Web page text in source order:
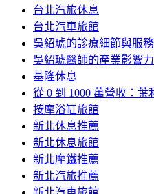
台北汽旅休息
台北汽車旅館
吳紹琥的診療細節與服
吳紹琥醫師的產業影響力
基隆休息
從 0 到 1000 萬營收：
按摩浴缸旅館
新北休息推薦
新北休息旅館
新北摩鐵推薦
新北汽旅推薦